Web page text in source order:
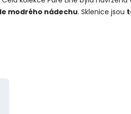
modrého nádechu. Sklenice jsou